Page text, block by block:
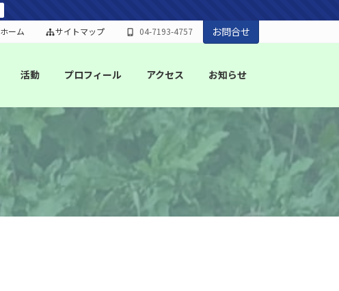
ホーム サイトマップ 04-7193-4757 お問合せ
活動 プロフィール アクセス お知らせ